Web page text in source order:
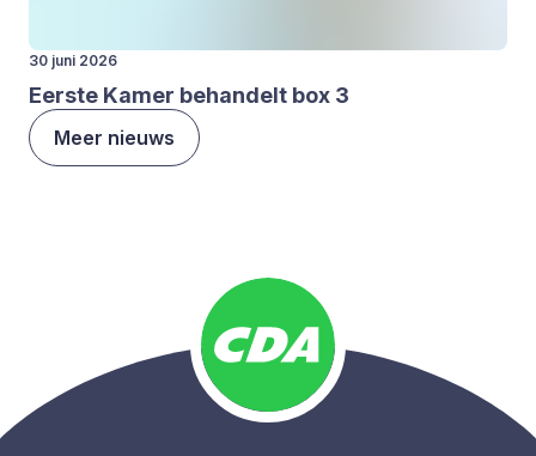
30 juni 2026
Eer­ste Kamer behan­delt box 3
Meer nieuws